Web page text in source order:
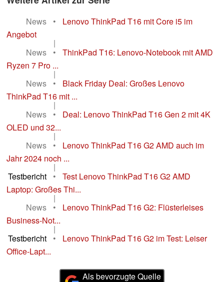
News •
Lenovo ThinkPad T16 mit Core i5 im
Angebot
|
News
•
ThinkPad T16: Lenovo-Notebook mit AMD
Ryzen 7 Pro ...
|
News
•
Black Friday Deal: Großes Lenovo
ThinkPad T16 mit ...
|
News
•
Deal: Lenovo ThinkPad T16 Gen 2 mit 4K
OLED und 32...
|
News
•
Lenovo ThinkPad T16 G2 AMD auch im
Jahr 2024 noch ...
|
Testbericht
•
Test Lenovo ThinkPad T16 G2 AMD
Laptop: Großes Thi...
|
News
•
Lenovo ThinkPad T16 G2: Flüsterleises
Business-Not...
|
Testbericht
•
Lenovo ThinkPad T16 G2 im Test: Leiser
Office-Lapt...
Als bevorzugte Quelle